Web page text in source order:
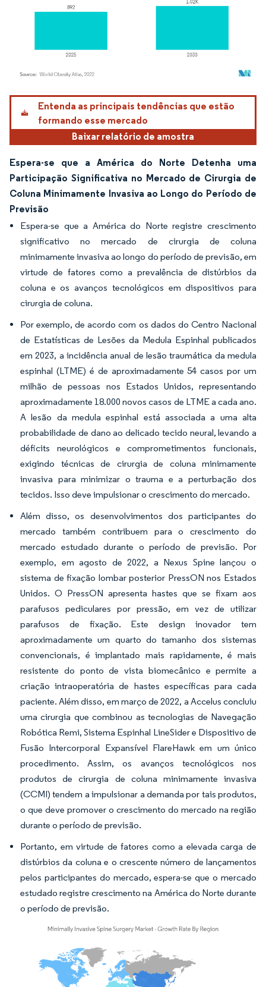
Imagem © Mordor Intelligence. O reuso requer atribuição conforme CC BY 4.0.
Entenda as principais tendências que estão
formando esse mercado
Baixar relatório de amostra
Espera-se que a América do Norte Detenha uma
Participação Significativa no Mercado de Cirurgia de
Coluna Minimamente Invasiva ao Longo do Período de
Previsão
Espera-se que a América do Norte registre crescimento
significativo no mercado de cirurgia de coluna
minimamente invasiva ao longo do período de previsão, em
virtude de fatores como a prevalência de distúrbios da
coluna e os avanços tecnológicos em dispositivos para
cirurgia de coluna.
Por exemplo, de acordo com os dados do Centro Nacional
de Estatísticas de Lesões da Medula Espinhal publicados
em 2023, a incidência anual de lesão traumática da medula
espinhal (LTME) é de aproximadamente 54 casos por um
milhão de pessoas nos Estados Unidos, representando
aproximadamente 18.000 novos casos de LTME a cada ano.
A lesão da medula espinhal está associada a uma alta
probabilidade de dano ao delicado tecido neural, levando a
déficits neurológicos e comprometimentos funcionais,
exigindo técnicas de cirurgia de coluna minimamente
invasiva para minimizar o trauma e a perturbação dos
tecidos. Isso deve impulsionar o crescimento do mercado.
Além disso, os desenvolvimentos dos participantes do
mercado também contribuem para o crescimento do
mercado estudado durante o período de previsão. Por
exemplo, em agosto de 2022, a Nexus Spine lançou o
sistema de fixação lombar posterior PressON nos Estados
Unidos. O PressON apresenta hastes que se fixam aos
parafusos pediculares por pressão, em vez de utilizar
parafusos de fixação. Este design inovador tem
aproximadamente um quarto do tamanho dos sistemas
convencionais, é implantado mais rapidamente, é mais
resistente do ponto de vista biomecânico e permite a
criação intraoperatória de hastes específicas para cada
paciente. Além disso, em março de 2022, a Accelus concluiu
uma cirurgia que combinou as tecnologias de Navegação
Robótica Remi, Sistema Espinhal LineSider e Dispositivo de
Fusão Intercorporal Expansível FlareHawk em um único
procedimento. Assim, os avanços tecnológicos nos
produtos de cirurgia de coluna minimamente invasiva
(CCMI) tendem a impulsionar a demanda por tais produtos,
o que deve promover o crescimento do mercado na região
durante o período de previsão.
Portanto, em virtude de fatores como a elevada carga de
distúrbios da coluna e o crescente número de lançamentos
pelos participantes do mercado, espera-se que o mercado
estudado registre crescimento na América do Norte durante
o período de previsão.